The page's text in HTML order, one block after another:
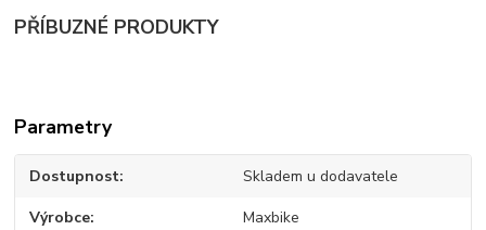
PŘÍBUZNÉ PRODUKTY
Parametry
Dostupnost Skladem u dodavatele
Výrobce Maxbike